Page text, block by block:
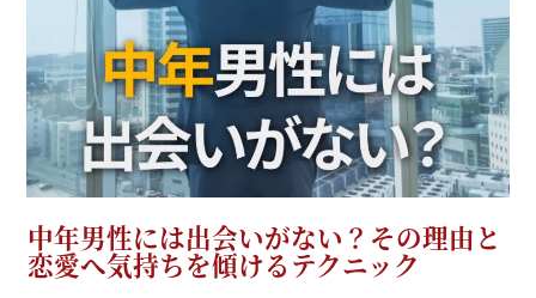
中年男性には出会いがない？その理由と
恋愛へ気持ちを傾けるテクニック